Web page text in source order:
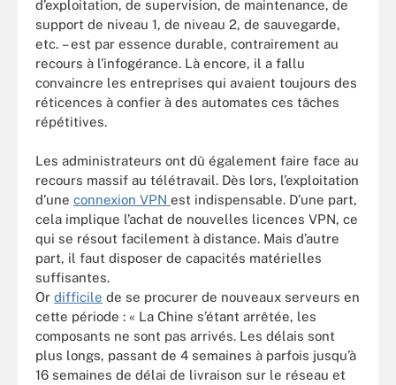
d’exploitation, de supervision, de maintenance, de
support de niveau 1, de niveau 2, de sauvegarde,
etc. – est par essence durable, contrairement au
recours à l’infogérance. Là encore, il a fallu
convaincre les entreprises qui avaient toujours des
réticences à confier à des automates ces tâches
répétitives.
Les administrateurs ont dû également faire face au
recours massif au télétravail. Dès lors, l’exploitation
d’une connexion VPN est indispensable. D’une part,
cela implique l’achat de nouvelles licences VPN, ce
qui se résout facilement à distance. Mais d’autre
part, il faut disposer de capacités matérielles
suffisantes.
Or difficile de se procurer de nouveaux serveurs en
cette période : « La Chine s’étant arrêtée, les
composants ne sont pas arrivés. Les délais sont
plus longs, passant de 4 semaines à parfois jusqu’à
16 semaines de délai de livraison sur le réseau et